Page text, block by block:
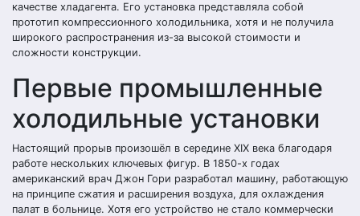
качестве хладагента. Его установка представляла собой
прототип компрессионного холодильника, хотя и не получила
широкого распространения из-за высокой стоимости и
сложности конструкции.
Первые промышленные
холодильные установки
Настоящий прорыв произошёл в середине XIX века благодаря
работе нескольких ключевых фигур. В 1850-х годах
американский врач Джон Гори разработал машину, работающую
на принципе сжатия и расширения воздуха, для охлаждения
палат в больнице. Хотя его устройство не стало коммерчески